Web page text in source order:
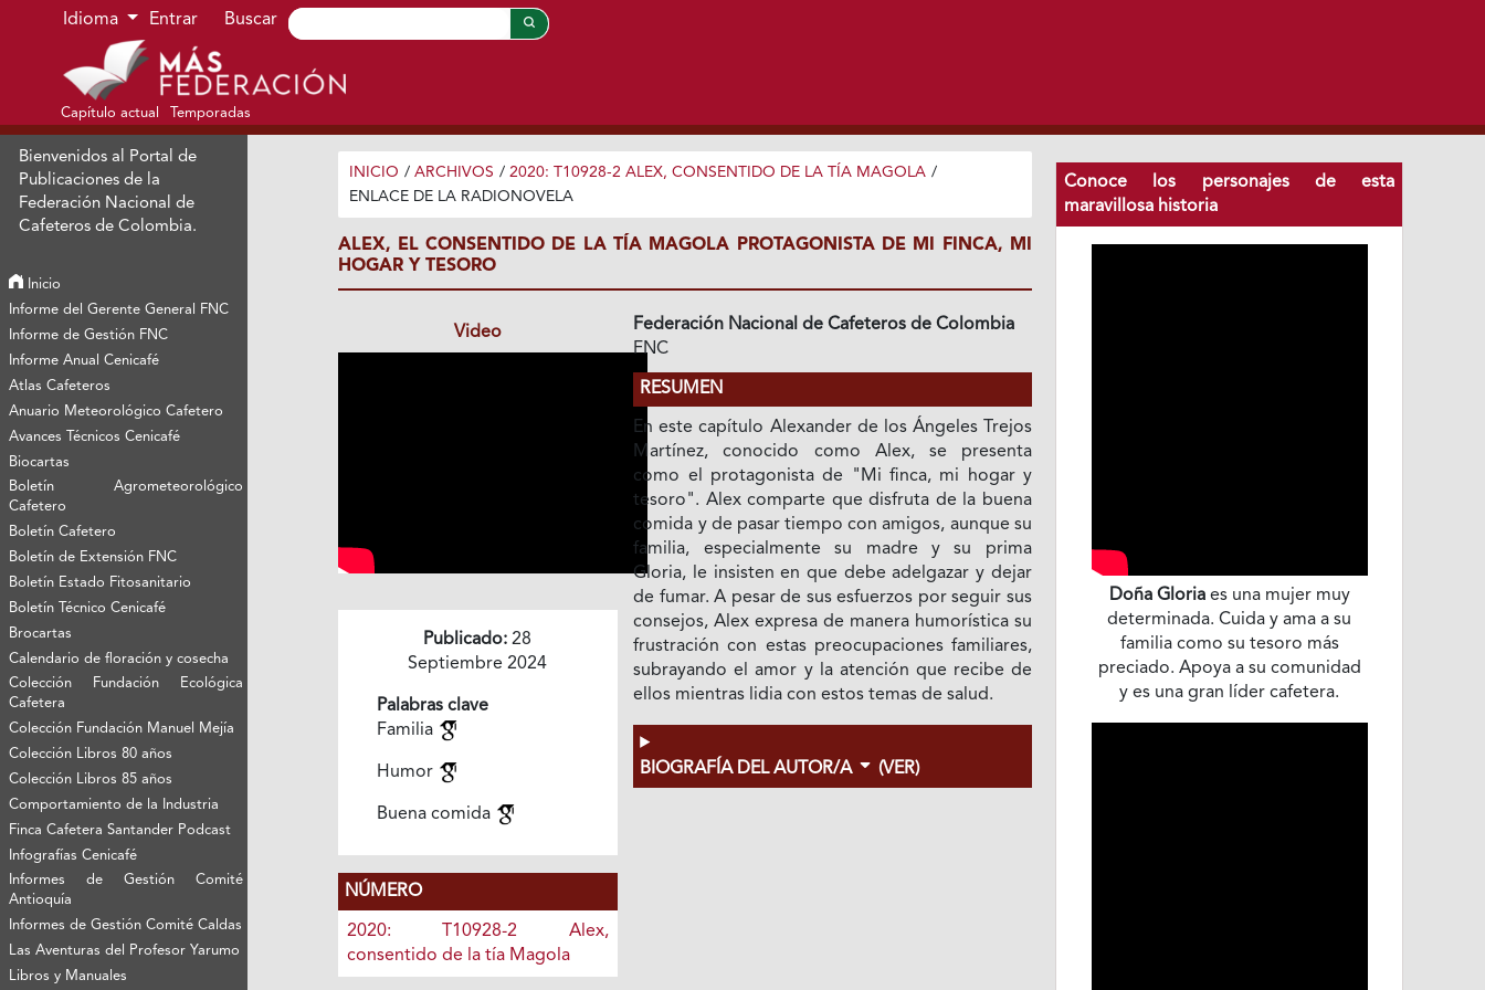
Ir al menú de navegación principal
Ir al contenido principal
Ir al pie de página del sitio
Idioma Entrar Buscar
Capítulo actual Temporadas
Bienvenidos al Portal de
Publicaciones de la
Federación Nacional de
Cafeteros de Colombia.
Inicio
Informe del Gerente General FNC
Informe de Gestión FNC
Informe Anual Cenicafé
Atlas Cafeteros
Anuario Meteorológico Cafetero
Avances Técnicos Cenicafé
Biocartas
Boletín Agrometeorológico
Cafetero
Boletín Cafetero
Boletín de Extensión FNC
Boletín Estado Fitosanitario
Boletín Técnico Cenicafé
Brocartas
Calendario de floración y cosecha
Colección Fundación Ecológica
Cafetera
Colección Fundación Manuel Mejía
Colección Libros 80 años
Colección Libros 85 años
Comportamiento de la Industria
Finca Cafetera Santander Podcast
Infografías Cenicafé
Informes de Gestión Comité
Antioquía
Informes de Gestión Comité Caldas
Las Aventuras del Profesor Yarumo
Libros y Manuales
INICIO / ARCHIVOS / 2020: T10928-2 ALEX, CONSENTIDO DE LA TÍA MAGOLA /
ENLACE DE LA RADIONOVELA
ALEX, EL CONSENTIDO DE LA TÍA MAGOLA PROTAGONISTA DE MI FINCA, MI
HOGAR Y TESORO
Video
Publicado: 28
Septiembre 2024
Palabras clave
Familia
Humor
Buena comida
NÚMERO
2020: T10928-2 Alex,
consentido de la tía Magola
Federación Nacional de Cafeteros de Colombia
FNC
RESUMEN
En este capítulo Alexander de los Ángeles Trejos
Martínez, conocido como Alex, se presenta
como el protagonista de "Mi finca, mi hogar y
tesoro". Alex comparte que disfruta de la buena
comida y de pasar tiempo con amigos, aunque su
familia, especialmente su madre y su prima
Gloria, le insisten en que debe adelgazar y dejar
de fumar. A pesar de sus esfuerzos por seguir sus
consejos, Alex expresa de manera humorística su
frustración con estas preocupaciones familiares,
subrayando el amor y la atención que recibe de
ellos mientras lidia con estos temas de salud.
BIOGRAFÍA DEL AUTOR/A (VER)
Conoce los personajes de esta
maravillosa historia
Doña Gloriaes una mujer muy
determinada. Cuida y ama a su
familia como su tesoro más
preciado. Apoya a su comunidad
y es una gran líder cafetera.